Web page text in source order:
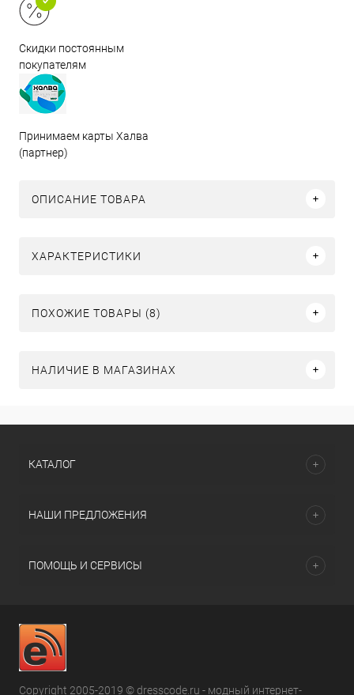
Скидки постоянным
покупателям
Принимаем карты Халва
(партнер)
ОПИСАНИЕ ТОВАРА
ХАРАКТЕРИСТИКИ
ПОХОЖИЕ ТОВАРЫ (8)
НАЛИЧИЕ В МАГАЗИНАХ
КАТАЛОГ
НАШИ ПРЕДЛОЖЕНИЯ
ПОМОЩЬ И СЕРВИСЫ
Copyright 2005-2019 © dresscode.ru - модный интернет-